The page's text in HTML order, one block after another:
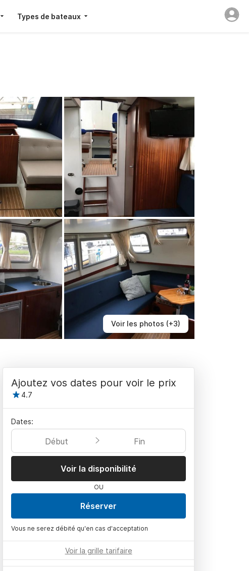
Types de bateaux
Voir les photos (+3)
Ajoutez vos dates pour voir le prix
4.7
Dates:
Début Fin
Voir la disponibilité
OU
Réserver
Vous ne serez débité qu'en cas d'acceptation
Voir la grille tarifaire